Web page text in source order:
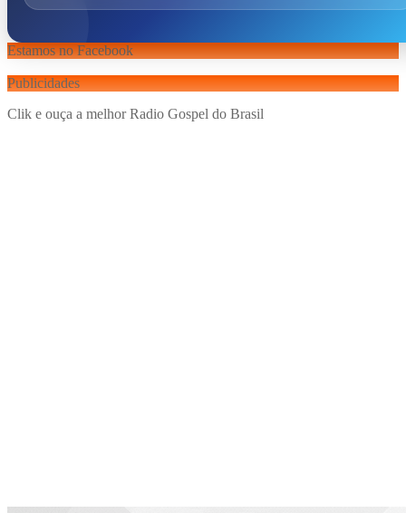
Estamos no Facebook
Publicidades
Clik e ouça a melhor Radio Gospel do Brasil